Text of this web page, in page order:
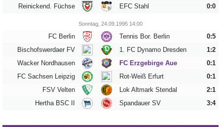
Tippspiel
Aue-
Away
Fanzine
Bilderarchiv
Reinickend. Füchse
EFC Stahl 0:0
Sonntag, 24.09.1995 14:00
FC Berlin Tennis Bor. Berlin
0:5
Bischofswerdaer FV
1. FC Dynamo Dresden
1:2
Wacker Nordhausen
FC Erzgebirge Aue
0:1
FC Sachsen Leipzig
Rot-Weiß Erfurt
0:1
FSV Velten
Lok Altmark Stendal
2:1
Hertha BSC II
Spandauer SV 3:4